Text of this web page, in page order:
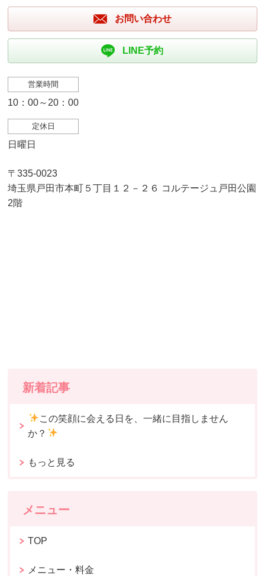
お問い合わせ
LINE予約
営業時間
10：00～20：00
定休日
日曜日
〒335-0023
埼玉県戸田市本町５丁目１２－２６ コルテージュ戸田公園
2階
新着記事
この笑顔に会える日を、一緒に目指しません
か？
もっと見る
メニュー
TOP
メニュー・料金